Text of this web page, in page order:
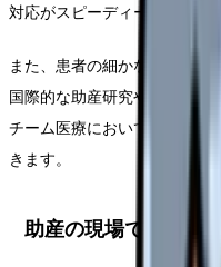
対応がスピーディーになりま
また、患者の細かなニーズや
国際的な助産研究や情報への
チーム医療において通訳者へ
きます。
助産の現場で実際に